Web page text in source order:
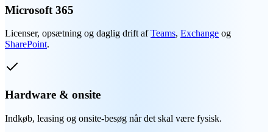
Microsoft 365
Licenser, opsætning og daglig drift afTeams, Exchange og
SharePoint.
Hardware & onsite
Indkøb, leasing og onsite-besøg når det skal være fysisk.